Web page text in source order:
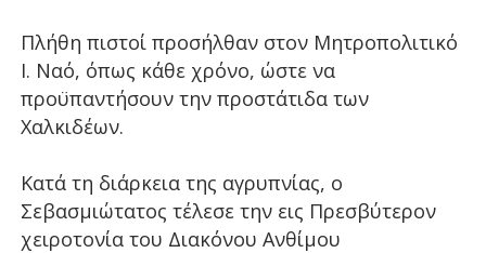
Πλήθη πιστοί προσήλθαν στον Μητροπολιτικό
Ι. Ναό, όπως κάθε χρόνο, ώστε να
προϋπαντήσουν την προστάτιδα των
Χαλκιδέων.
Κατά τη διάρκεια της αγρυπνίας, ο
Σεβασμιώτατος τέλεσε την εις Πρεσβύτερον
χειροτονία του Διακόνου Ανθίμου